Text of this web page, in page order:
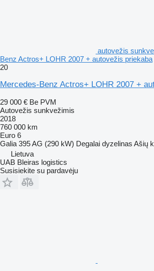
autovežis
Benz Actros+ LOHR 2007 + autovežis priekaba
20
Mercedes-Benz Actros+ LOHR 2007 +
29 000 € Be PVM
Autovežis sunkvežimis
2018
760 000 km
Euro 6
Galia 395 AG (290 kW) Degalai dyzelinas Ašių
Lietuva
UAB Bleiras logistics
Susisiekite su pardavėju